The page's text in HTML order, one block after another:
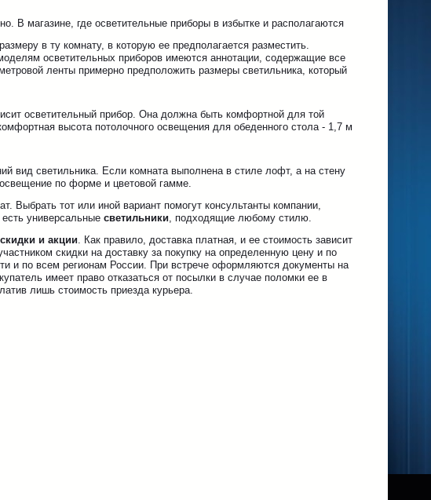
В магазине, где осветительные приборы в избытке и располагаются
в ту комнату, в которую ее предполагается разместить.
осветительных приборов имеются аннотации, содержащие все
ленты примерно предположить размеры светильника, который
осветительный прибор. Она должна быть комфортной для той
высота потолочного освещения для обеденного стола - 1,7 м
вид светильника. Если комната выполнена в стиле лофт, а на стену
по форме и цветовой гамме.
Выбрать тот или иной вариант помогут консультанты компании,
универсальные светильники, подходящие любому стилю.
скидки и акции. Как правило, доставка платная, и ее стоимость зависит
скидки на доставку за покупку на определенную цену и по
и по всем регионам России. При встрече оформляются документы на
имеет право отказаться от посылки в случае поломки ее в
лишь стоимость приезда курьера.